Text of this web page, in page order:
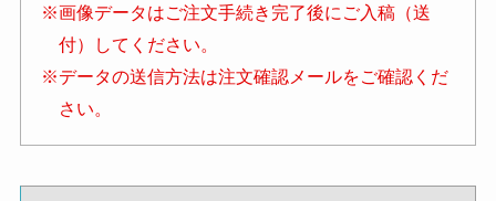
※画像データはご注文手続き完了後にご入稿（送
付）してください。
※データの送信方法は注文確認メールをご確認くだ
さい。